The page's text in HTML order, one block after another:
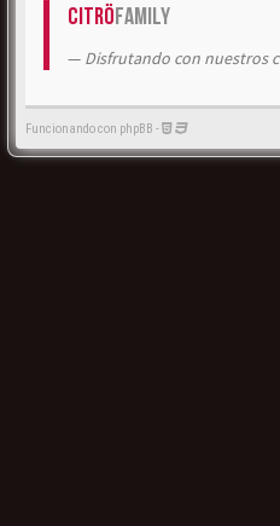
CitröFamily
Disfrutando con nuestros
Funcionando con phpBB -